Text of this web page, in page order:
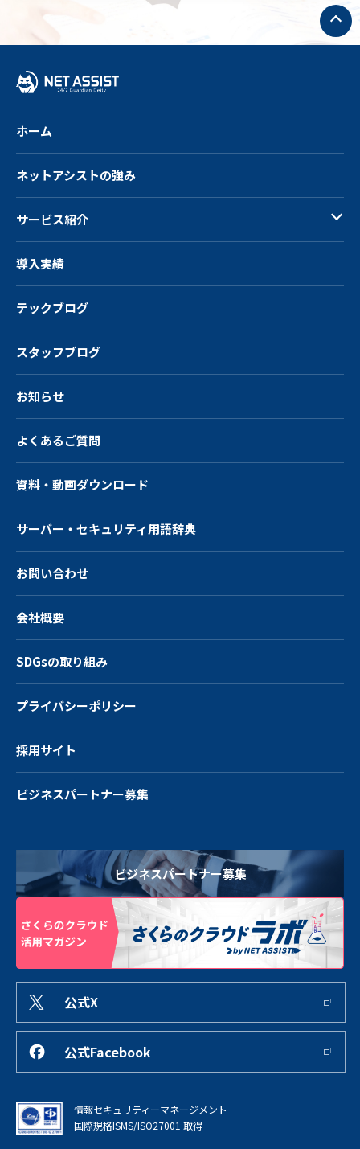
ト
ッ
プ
へ
ホーム
ネットアシストの強み
サービス紹介
導入実績
テックブログ
スタッフブログ
お知らせ
よくあるご質問
資料・動画ダウンロード
サーバー・ セキュリティ用語辞典
お問い合わせ
会社概要
SDGsの取り組み
プライバシーポリシー
採用サイト
ビジネスパートナー募集
ビジネスパートナー募集
公式X
公式Facebook
情報セキュリティーマネージメント
国際規格ISMS/ISO27001 取得